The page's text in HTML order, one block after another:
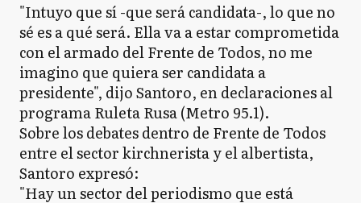
"Intuyo que sí -que será candidata-, lo que no
sé es a qué será. Ella va a estar comprometida
con el armado del Frente de Todos, no me
imagino que quiera ser candidata a
presidente", dijo Santoro, en declaraciones al
programa Ruleta Rusa (Metro 95.1).
Sobre los debates dentro de Frente de Todos
entre el sector kirchnerista y el albertista,
Santoro expresó:
"Hay un sector del periodismo que está